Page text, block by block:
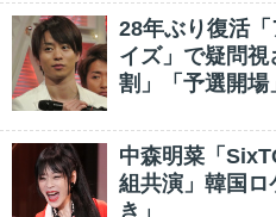
28年ぶり復活
イズ」で疑問
割」「予選開場
中森明菜「
組共演」韓国
き」